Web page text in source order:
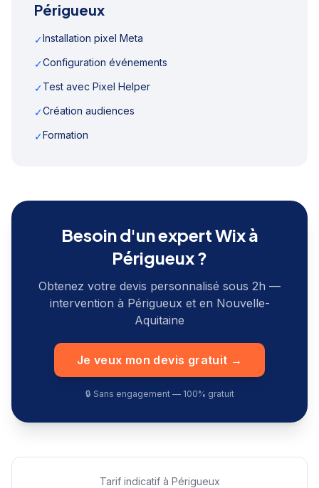
Périgueux
✓Installation pixel Meta
✓Configuration événements
✓Test avec Pixel Helper
✓Création audiences
✓Formation
Besoin d'un expert Wix à
Périgueux?
Obtenez votre devis personnalisé sous 2h —
intervention à Périgueux et en Nouvelle-
Aquitaine
Je veux mon devis gratuit →
🔒 Sans engagement — 100% gratuit
Tarif indicatif à Périgueux